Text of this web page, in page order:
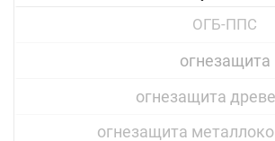
ОГБ-ППС
огнезащита
огнезащита
огнезащита